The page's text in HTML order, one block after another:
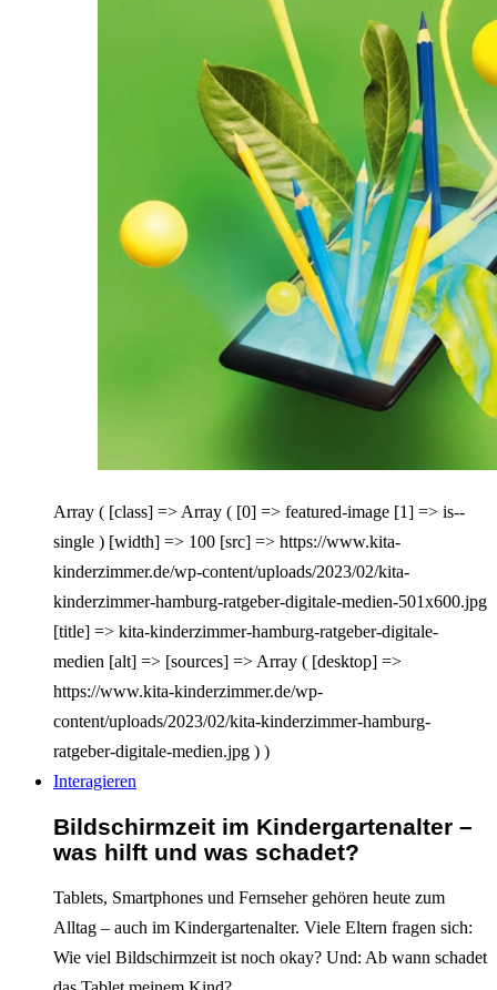
Array ( [class] => Array ( [0] => featured-image [1] => is--
single ) [width] => 100 [src] => https://www.kita-
kinderzimmer.de/wp-content/uploads/2023/02/kita-
kinderzimmer-hamburg-ratgeber-digitale-medien-501x600.jpg
[title] => kita-kinderzimmer-hamburg-ratgeber-digitale-
medien [alt] => [sources] => Array ( [desktop] =>
https://www.kita-kinderzimmer.de/wp-
content/uploads/2023/02/kita-kinderzimmer-hamburg-
ratgeber-digitale-medien.jpg ) )
Interagieren
Bildschirmzeit im Kindergartenalter –
was hilft und was schadet?
Tablets, Smartphones und Fernseher gehören heute zum
Alltag – auch im Kindergartenalter. Viele Eltern fragen sich:
Wie viel Bildschirmzeit ist noch okay? Und: Ab wann schadet